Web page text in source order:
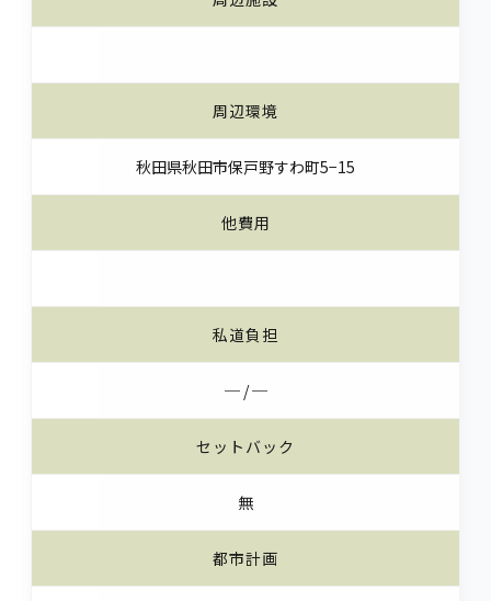
周辺環境
秋田県秋田市保戸野すわ町5−15
他費用
私道負担
─ / ─
セットバック
無
都市計画